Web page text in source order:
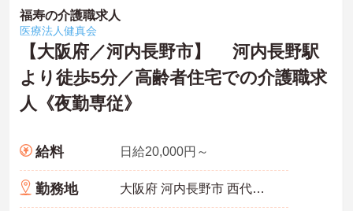
福寿の介護職求人
医療法人健真会
【大阪府／河内長野市】 河内長野駅
より徒歩5分／高齢者住宅での介護職求
人《夜勤専従》
給料 日給20,000円～
勤務地 大阪府 河内長野市 西代町２－１２